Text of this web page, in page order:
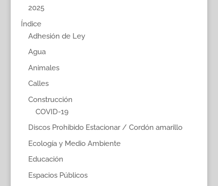
2025
Índice
Adhesión de Ley
Agua
Animales
Calles
Construcción
COVID-19
Discos Prohibido Estacionar / Cordón amarillo
Ecología y Medio Ambiente
Educación
Espacios Públicos